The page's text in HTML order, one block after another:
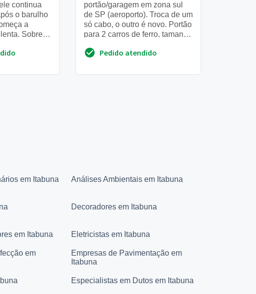
continua
o barulho
a
Sobre a
portão/garagem em zona sul
de SP (aeroporto). Troca de um
só cabo, o outro é novo. Portão
para 2 carros de ferro, tamanho
motores. Grato
Pedido atendido
em Itabuna Análises Ambientais em Itabuna
Decoradores em Itabuna
em Itabuna Eletricistas em Itabuna
em
Empresas de Pavimentação em
Itabuna
Especialistas em Dutos em Itabuna